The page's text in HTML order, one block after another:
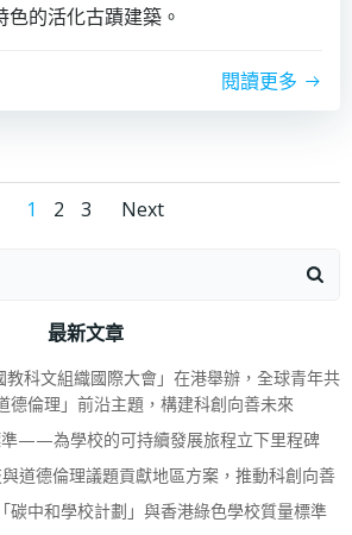
色的活化古蹟建築。
閱讀更多
1 2 3 Next
最新文章
教科文組織國際大會」在港舉辦，全球青年共
德倫理」前沿主題，構建科創向善未來
——為學校的可持續發展旅程立下里程碑
道德倫理議題貢獻地區方案，推動科創向善
碳中和學校計劃」與香港綠色學校質量標準